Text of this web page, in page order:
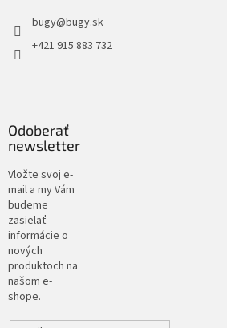
bugy@bugy.sk
+421 915 883 732
Odoberať
newsletter
Vložte svoj e-
mail a my Vám
budeme
zasielať
informácie o
nových
produktoch na
našom e-
shope.